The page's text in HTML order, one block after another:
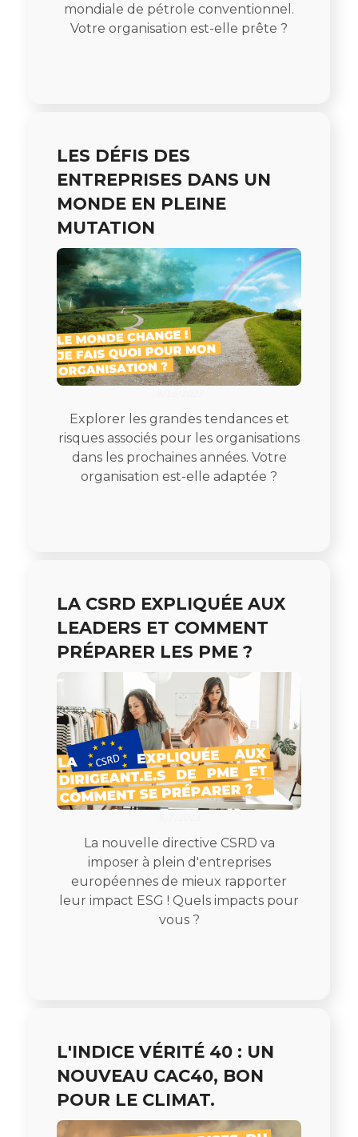
mondiale de pétrole conventionnel.
Votre organisation est-elle prête ?
LES DÉFIS DES
ENTREPRISES DANS UN
MONDE EN PLEINE
MUTATION
Explorer les grandes tendances et
risques associés pour les organisations
dans les prochaines années. Votre
organisation est-elle adaptée ?
LA CSRD EXPLIQUÉE AUX
LEADERS ET COMMENT
PRÉPARER LES PME ?
La nouvelle directive CSRD va
imposer à plein d'entreprises
européennes de mieux rapporter
leur impact ESG ! Quels impacts pour
vous ?
L'INDICE VÉRITÉ 40 : UN
NOUVEAU CAC40, BON
POUR LE CLIMAT.